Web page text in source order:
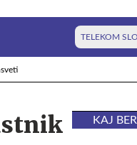
TELEKOM
KAJ